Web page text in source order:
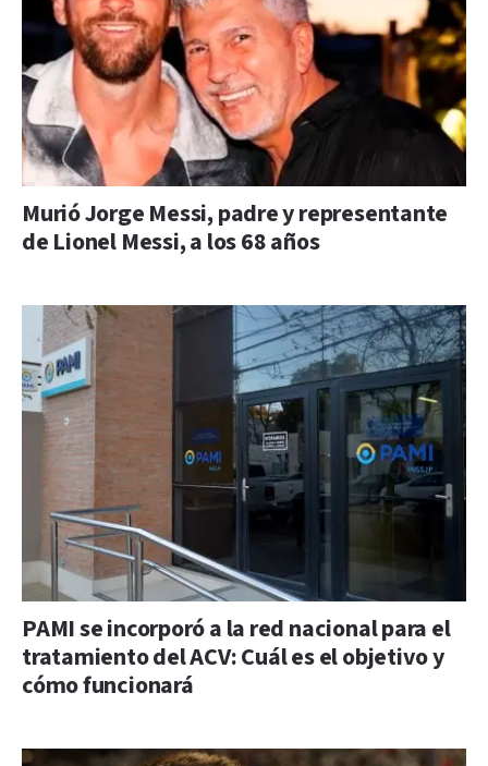
Murió Jorge Messi, padre y representante
de Lionel Messi, a los 68 años
PAMI se incorporó a la red nacional para el
tratamiento del ACV: Cuál es el objetivo y
cómo funcionará